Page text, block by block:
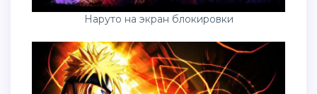
Наруто на экран блокировки